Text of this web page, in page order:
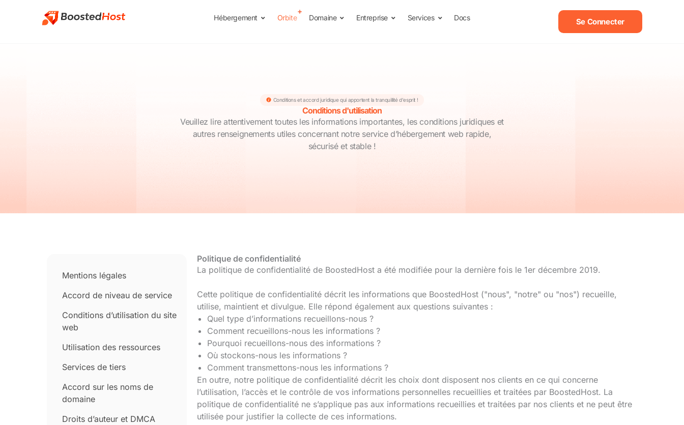
Hébergement Orbite Domaine Entreprise Services Docs Se Connecter
Conditions et accord juridique qui apportent la tranquillité d'esprit !
Conditions d'utilisation
Veuillez lire attentivement toutes les informations importantes, les conditions juridiques et
autres renseignements utiles concernant notre service d’hébergement web rapide,
sécurisé et stable !
Mentions légales
Accord de niveau de service
Conditions d’utilisation du site
web
Utilisation des ressources
Services de tiers
Accord sur les noms de
domaine
Droits d’auteur et DMCA
Politique de confidentialité
La politique de confidentialité de BoostedHost a été modifiée pour la dernière fois le 1er décembre 2019.
Cette politique de confidentialité décrit les informations que BoostedHost ("nous", "notre" ou "nos") recueille,
utilise, maintient et divulgue. Elle répond également aux questions suivantes :
Quel type d’informations recueillons-nous ?
Comment recueillons-nous les informations ?
Pourquoi recueillons-nous des informations ?
Où stockons-nous les informations ?
Comment transmettons-nous les informations ?
En outre, notre politique de confidentialité décrit les choix dont disposent nos clients en ce qui concerne
l’utilisation, l’accès et le contrôle de vos informations personnelles recueillies et traitées par BoostedHost. La
politique de confidentialité ne s’applique pas aux informations recueillies et traitées par nos clients et ne peut être
utilisée pour justifier la collecte de ces informations.